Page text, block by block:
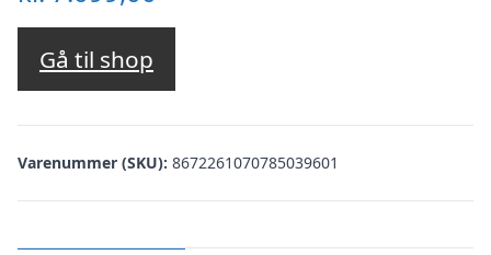
Gå til shop
Varenummer (SKU): 8672261070785039601